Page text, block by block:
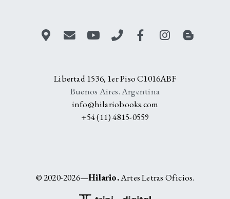
Libertad 1536, 1er Piso C1016ABF
Buenos Aires. Argentina
info@hilariobooks.com
+54 (11) 4815-0559
© 2020-2026—Hilario.Artes Letras Oficios.